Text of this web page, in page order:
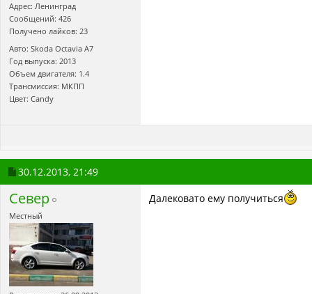
Адрес: Ленинград
Сообщений: 426
Получено лайков: 23
Авто: Skoda Octavia A7
Год выпуска: 2013
Объем двигателя: 1.4
Трансмиссия: МКПП
Цвет: Candy
30.12.2013, 21:49
Север
Местный
Далековато ему получиться